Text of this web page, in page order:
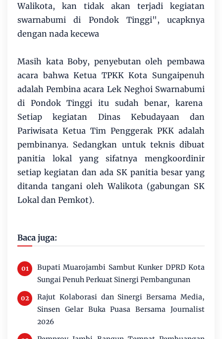
Walikota, kan tidak akan terjadi kegiatan
swarnabumi di Pondok Tinggi", ucapknya
dengan nada kecewa
Masih kata Boby, penyebutan oleh pembawa
acara bahwa Ketua TPKK Kota Sungaipenuh
adalah Pembina acara Lek Neghoi Swarnabumi
di Pondok Tinggi itu sudah benar, karena
Setiap kegiatan Dinas Kebudayaan dan
Pariwisata Ketua Tim Penggerak PKK adalah
pembinanya. Sedangkan untuk teknis dibuat
panitia lokal yang sifatnya mengkoordinir
setiap kegiatan dan ada SK panitia besar yang
ditanda tangani oleh Walikota (gabungan SK
Lokal dan Pemkot).
Baca juga:
Bupati Muarojambi Sambut Kunker DPRD Kota
Sungai Penuh Perkuat Sinergi Pembangunan
Rajut Kolaborasi dan Sinergi Bersama Media,
Sinsen Gelar Buka Puasa Bersama Journalist
2026